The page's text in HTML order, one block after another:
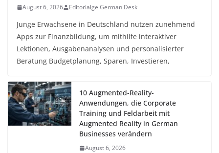
August 6, 2026 Editorialge German Desk
Junge Erwachsene in Deutschland nutzen zunehmend
Apps zur Finanzbildung, um mithilfe interaktiver
Lektionen, Ausgabenanalysen und personalisierter
Beratung Budgetplanung, Sparen, Investieren,
10 Augmented-Reality-
Anwendungen, die Corporate
Training und Feldarbeit mit
Augmented Reality in German
Businesses verändern
August 6, 2026